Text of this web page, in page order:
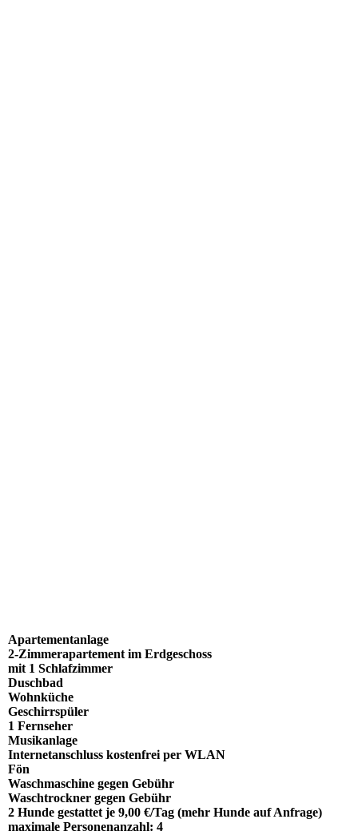
Apartementanlage
2-Zimmerapartement im Erdgeschoss
mit 1 Schlafzimmer
Duschbad
Wohnküche
Geschirrspüler
1 Fernseher
Musikanlage
Internetanschluss kostenfrei per WLAN
Fön
Waschmaschine gegen Gebühr
Waschtrockner gegen Gebühr
2 Hunde gestattet je 9,00 €/Tag (mehr Hunde auf Anfrage)
maximale Personenanzahl: 4